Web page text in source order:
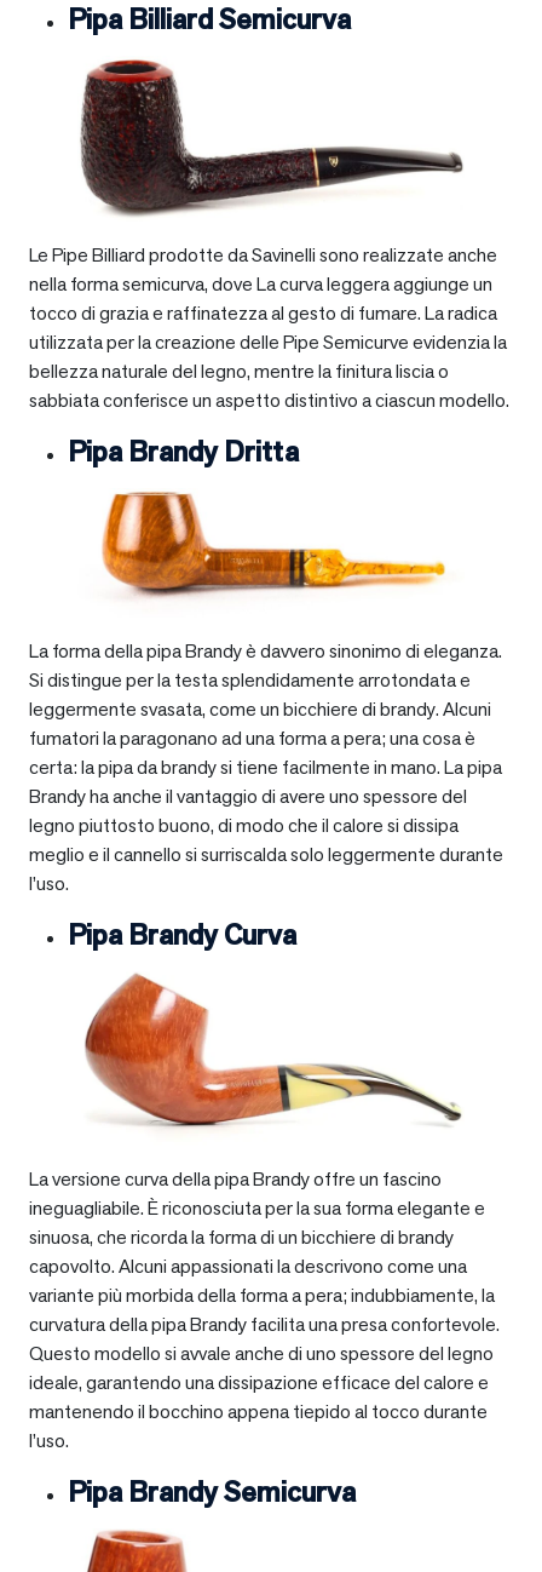
Pipa Billiard Semicurva
Le Pipe Billiard prodotte da Savinelli sono realizzate anche
nella forma semicurva, dove La curva leggera aggiunge un
tocco di grazia e raffinatezza al gesto di fumare. La radica
utilizzata per la creazione delle Pipe Semicurve evidenzia la
bellezza naturale del legno, mentre la finitura liscia o
sabbiata conferisce un aspetto distintivo a ciascun modello.
Pipa Brandy Dritta
La forma della pipa Brandy è davvero sinonimo di eleganza.
Si distingue per la testa splendidamente arrotondata e
leggermente svasata, come un bicchiere di brandy. Alcuni
fumatori la paragonano ad una forma a pera; una cosa è
certa: la pipa da brandy si tiene facilmente in mano. La pipa
Brandy ha anche il vantaggio di avere uno spessore del
legno piuttosto buono, di modo che il calore si dissipa
meglio e il cannello si surriscalda solo leggermente durante
l’uso.
Pipa Brandy Curva
La versione curva della pipa Brandy offre un fascino
ineguagliabile. È riconosciuta per la sua forma elegante e
sinuosa, che ricorda la forma di un bicchiere di brandy
capovolto. Alcuni appassionati la descrivono come una
variante più morbida della forma a pera; indubbiamente, la
curvatura della pipa Brandy facilita una presa confortevole.
Questo modello si avvale anche di uno spessore del legno
ideale, garantendo una dissipazione efficace del calore e
mantenendo il bocchino appena tiepido al tocco durante
l’uso.
Pipa Brandy Semicurva